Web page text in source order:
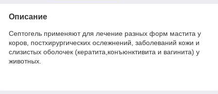
Описание
Септогель применяют для лечение разных форм мастита у
коров, постхирургических ослежнений, заболеваний кожи и
слизистых оболочек (кератита,конъюнктивита и вагинита) у
животных.